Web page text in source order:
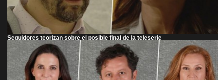
Seguidores teorizan sobre el posible final de la teleserie